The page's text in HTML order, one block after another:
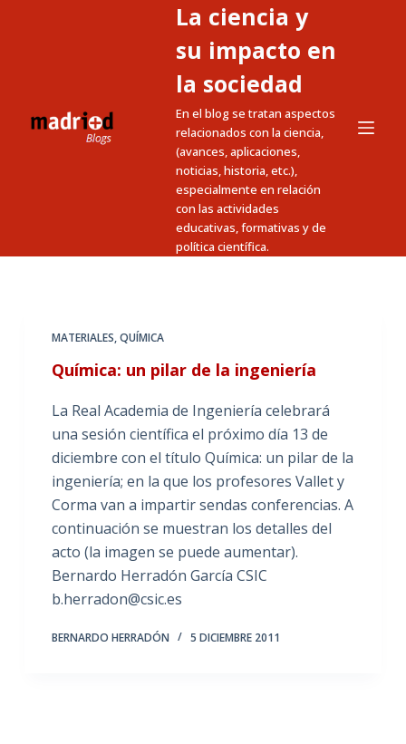
n
La ciencia y
su impacto en
la sociedad
En el blog se tratan aspectos
relacionados con la ciencia,
(avances, aplicaciones,
noticias, historia, etc.),
especialmente en relación
con las actividades
educativas, formativas y de
política científica.
MATERIALES,QUÍMICA
Química: un pilar de la ingeniería
La Real Academia de Ingeniería celebrará
una sesión científica el próximo día 13 de
diciembre con el título Química: un pilar de la
ingeniería; en la que los profesores Vallet y
Corma van a impartir sendas conferencias. A
continuación se muestran los detalles del
acto (la imagen se puede aumentar).
Bernardo Herradón García CSIC
b.herradon@csic.es
BERNARDO HERRADÓN 5 DICIEMBRE 2011